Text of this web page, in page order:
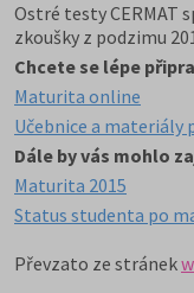
Ostré testy
zkoušky z podzimu
Chcete se lépe
Maturita online
Učebnice a materiály
Dále by vás mohlo
Maturita 2015
Status studenta po
Převzato ze stránek